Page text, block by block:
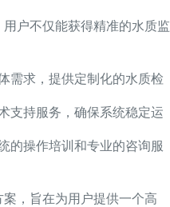
户不仅能获得精准的水质监
需求，提供定制化的水质检
支持服务，确保系统稳定运
的操作培训和专业的咨询服
，旨在为用户提供一个高